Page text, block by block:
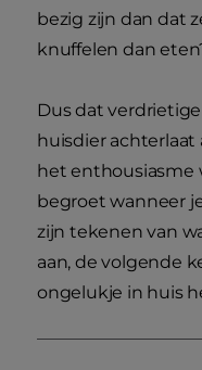
bezig zijn dan dat
knuffelen dan
Dus dat
huisdier achterlaat
het enthousiasme
begroet wanneer
zijn tekenen van
aan, de volgende
ongelukje in huis